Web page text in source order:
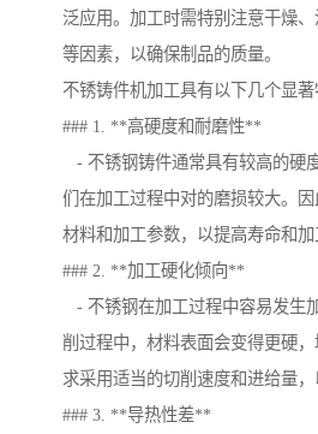
泛应用。加工时需特别注意干燥
等因素，以确保制品的质量。
不锈铸件机加工具有以下几个显著
### 1. **高硬度和耐磨性**
- 不锈钢铸件通常具有较高的硬
们在加工过程中对的磨损较大。
材料和加工参数，以提高寿命和加
### 2. **加工硬化倾向**
- 不锈钢在加工过程中容易发生
削过程中，材料表面会变得更硬
求采用适当的切削速度和进给量，
### 3. **导热性差**